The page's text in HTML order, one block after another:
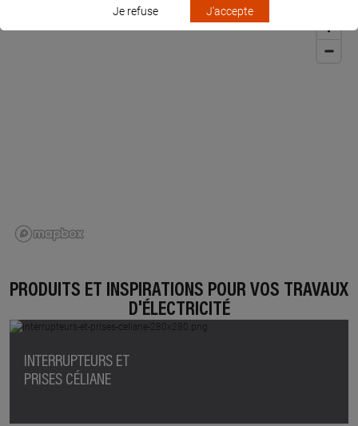
PRODUITS ET INSPIRATIONS POUR VOS TRAVAUX
D'ÉLECTRICITÉ
INTERRUPTEURS ET
PRISES CÉLIANE
Je refuse J'accepte